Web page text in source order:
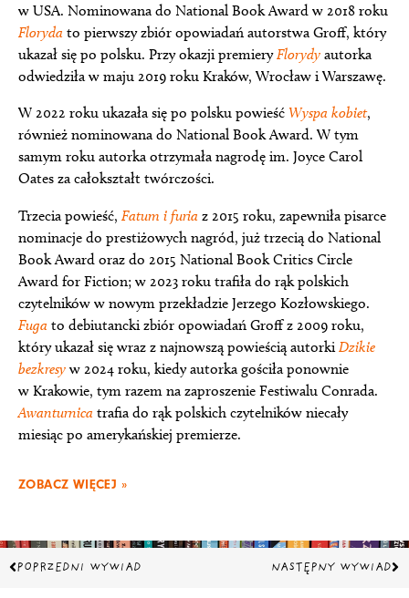
w USA. Nominowana do National Book Award w 2018 roku
Floryda to pierwszy zbiór opowiadań autorstwa Groff, który
ukazał się po polsku. Przy okazji premieryFlorydy autorka
odwiedziła w maju 2019 roku Kraków, Wrocław i Warszawę.
W 2022 roku ukazała się po polsku powieść Wyspa kobiet,
również nominowana do National Book Award. W tym
samym roku autorka otrzymała nagrodę im. Joyce Carol
Oates za całokształt twórczości.
Trzecia powieść, Fatum i furia z 2015 roku, zapewniła pisarce
nominacje do prestiżowych nagród, już trzecią do National
Book Award oraz do 2015 National Book Critics Circle
Award for Fiction; w 2023 roku trafiła do rąk polskich
czytelników w nowym przekładzie Jerzego Kozłowskiego.
Fuga to debiutancki zbiór opowiadań Groff z 2009 roku,
który ukazał się wraz z najnowszą powieścią autorki Dzikie
bezkresy w 2024 roku, kiedy autorka gościła ponownie
w Krakowie, tym razem na zaproszenie Festiwalu Conrada.
Awanturnica trafia do rąk polskich czytelników niecały
miesiąc po amerykańskiej premierze.
ZOBACZ WIĘCEJ »
Prev
POPRZEDNI WYWIAD NASTĘPNY WYWIAD